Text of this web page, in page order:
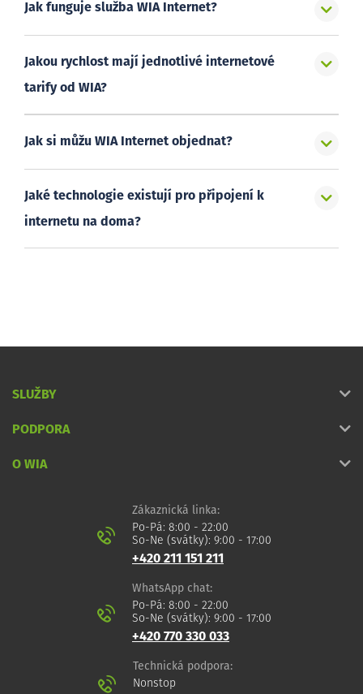
Jak funguje služba WIA Internet?
Jakou rychlost mají jednotlivé internetové
tarify od WIA?
Jak si můžu WIA Internet objednat?
Jaké technologie existují pro připojení k
internetu na doma?
SLUŽBY
PODPORA
O WIA
Zákaznická linka:
Po-Pá: 8:00 - 22:00
So-Ne (svátky): 9:00 - 17:00
+420 211 151 211
WhatsApp chat:
Po-Pá: 8:00 - 22:00
So-Ne (svátky): 9:00 - 17:00
+420 770 330 033
Technická podpora:
Nonstop